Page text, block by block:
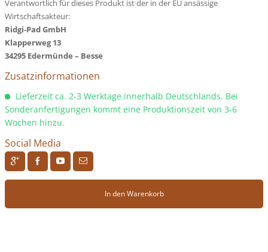
Verantwortlich für dieses Produkt ist der in der EU ansässige
Wirtschaftsakteur:
Ridgi-Pad GmbH
Klapperweg 13
34295 Edermünde – Besse
Zusatzinformationen
Lieferzeit ca. 2-3 Werktage innerhalb Deutschlands. Bei
Sonderanfertigungen kommt eine Produktionszeit von 3-6
Wochen hinzu.
Social Media
R H F J
In den Warenkorb